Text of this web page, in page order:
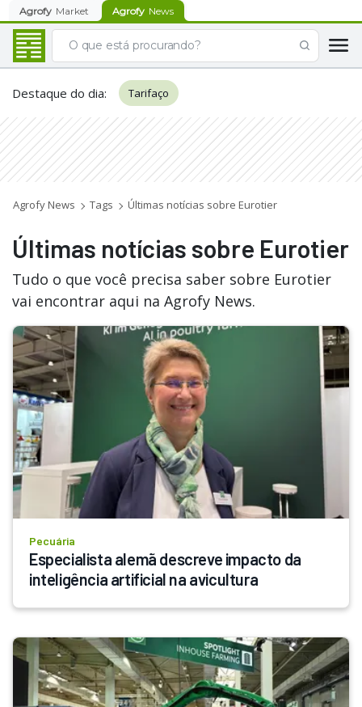
Agrofy Market Agrofy News
Destaque do dia: Tarifaço
Agrofy News Tags Últimas notícias sobre Eurotier
Últimas notícias sobre Eurotier
Tudo o que você precisa saber sobre Eurotier
vai encontrar aqui na Agrofy News.
Pecuária
Especialista alemã descreve impacto da
inteligência artificial na avicultura